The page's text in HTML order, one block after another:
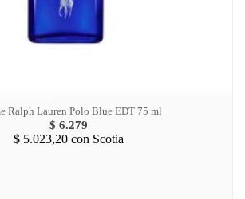
Ralph Lauren Polo Blue EDT 75 ml
$ 6.279
$ 5.023,20 con Scotia